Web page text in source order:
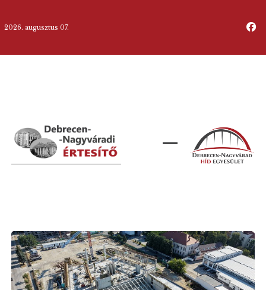
2026. augusztus 07.